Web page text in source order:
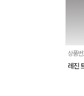
상품
레진